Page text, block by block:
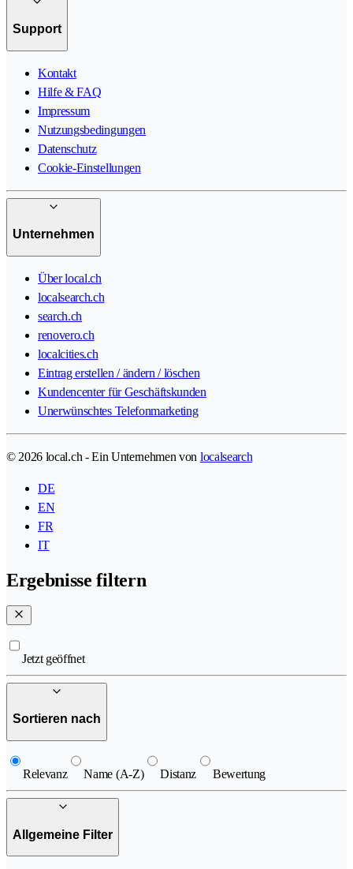
Support
Kontakt
Hilfe & FAQ
Impressum
Nutzungsbedingungen
Datenschutz
Cookie-Einstellungen
Unternehmen
Über local.ch
localsearch.ch
search.ch
renovero.ch
localcities.ch
Eintrag erstellen / ändern / löschen
Kundencenter für Geschäftskunden
Unerwünschtes Telefonmarketing
© 2026 local.ch - Ein Unternehmen von localsearch
DE
EN
FR
IT
Ergebnisse filtern
Jetzt geöffnet
Sortieren nach
Relevanz Name (A-Z) Distanz Bewertung
Allgemeine Filter